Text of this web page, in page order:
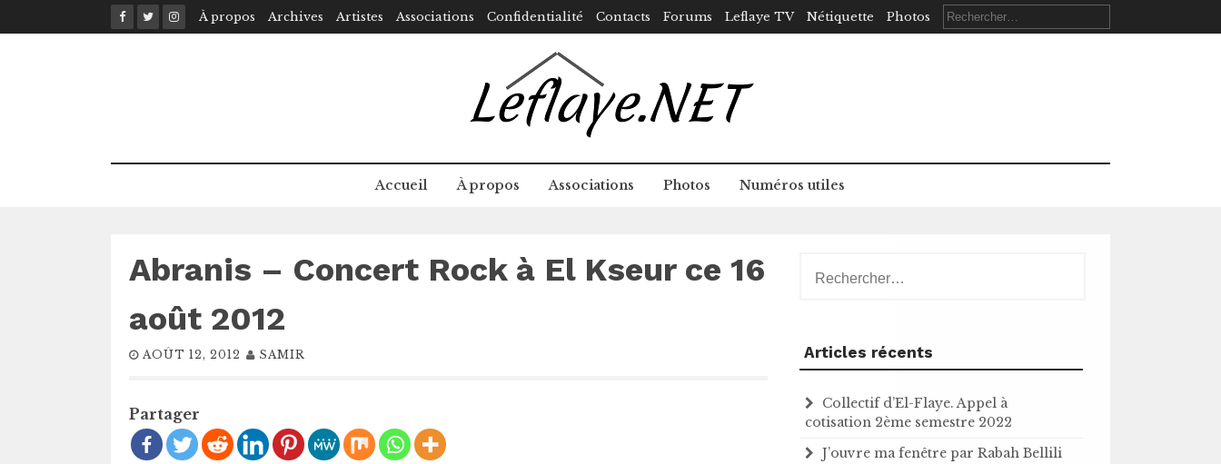
to
À propos Archives Artistes Associations Confidentialité Contacts Forums Leflaye TV Nétiquette Photos Rechercher :
Accueil À propos Associations Photos Numéros utiles
Abranis – Concert Rock à El Kseur ce 16
août 2012
AOÛT 12, 2012 SAMIR
Partager
Articles récents
Collectif d’El-Flaye. Appel à
cotisation 2ème semestre 2022
J’ouvre ma fenêtre par Rabah Bellili